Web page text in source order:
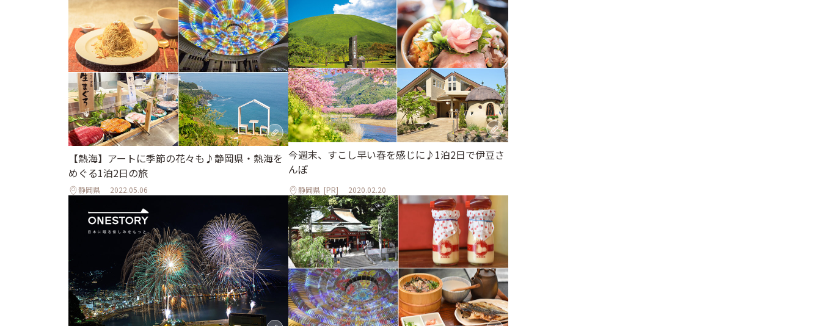
【熱海】アートに季節の花々も♪静岡県・熱海を
めぐる1泊2日の旅
静岡県 2022.05.06
今週末、すこし早い春を感じに♪1泊2日で伊豆さ
んぽ
静岡県 [PR] 2020.02.20